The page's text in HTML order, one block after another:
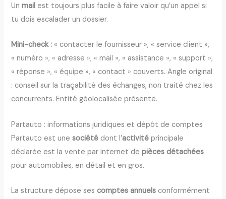
Unmail est toujours plus facile à faire valoir qu’un appel si
tu dois escalader un dossier.
Mini-check : « contacter le fournisseur », « service client »,
« numéro », « adresse », « mail », « assistance », « support »,
« réponse », « équipe », « contact » couverts. Angle original
: conseil sur la traçabilité des échanges, non traité chez les
concurrents. Entité géolocalisée présente.
Partauto : informations juridiques et dépôt de comptes
Partauto est unesociété dont l’activité principale
déclarée est la vente par internet depièces détachées
pour automobiles, en détail et en gros.
La structure dépose sescomptes annuels conformément